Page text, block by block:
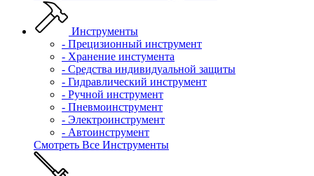
Инструменты
- Прецизионный инструмент
- Хранение инстумента
- Средства индивидуальной защиты
- Гидравлический инструмент
- Ручной инструмент
- Пневмоинструмент
- Электроинструмент
- Автоинструмент
Смотреть Все Инструменты